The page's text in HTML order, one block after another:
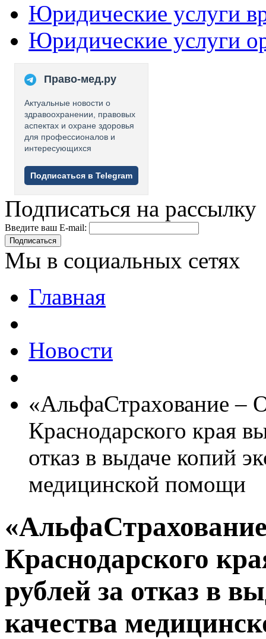
Юридические услуги
Юридические услуги
Право-мед.ру
Актуальные новости о
здравоохранении, правовых
аспектах и охране здоровья
для профессионалов и
интересующихся
Подписаться в Telegram
Подписаться на рассылку
Введите ваш E-mail:
Подписаться
Мы в социальных сетях
Главная
Новости
«АльфаСтрахование
Краснодарского края
отказ в выдаче копий
медицинской помощи
Краснодарского
рублей за отказ в
качества